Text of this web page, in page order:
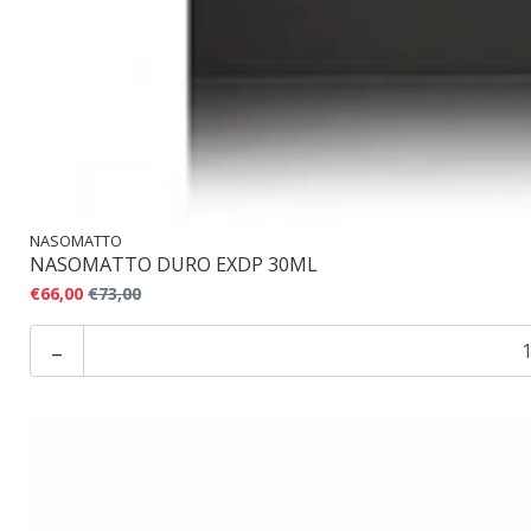
NASOMATTO
NASOMATTO DURO EXDP 30ML
€66,00 €73,00
-